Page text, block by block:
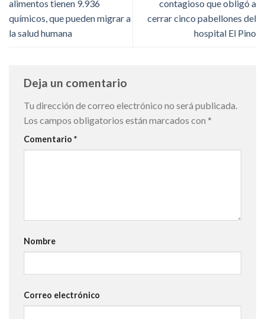
alimentos tienen 9.936
químicos, que pueden migrar a
la salud humana
contagioso que obligó a
cerrar cinco pabellones del
hospital El Pino
Deja un comentario
Tu dirección de correo electrónico no será publicada.
Los campos obligatorios están marcados con *
Comentario *
Nombre
Correo electrónico